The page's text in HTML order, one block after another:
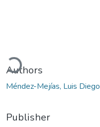
Loading...
Authors
Méndez-Mejías, Luis Diego
Publisher